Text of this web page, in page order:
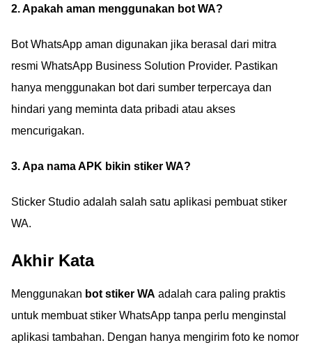
2. Apakah aman menggunakan bot WA?
Bot WhatsApp aman digunakan jika berasal dari mitra
resmi WhatsApp Business Solution Provider. Pastikan
hanya menggunakan bot dari sumber terpercaya dan
hindari yang meminta data pribadi atau akses
mencurigakan.
3. Apa nama APK bikin stiker WA?
Sticker Studio adalah salah satu aplikasi pembuat stiker
WA.
Akhir Kata
Menggunakan bot stiker WA adalah cara paling praktis
untuk membuat stiker WhatsApp tanpa perlu menginstal
aplikasi tambahan. Dengan hanya mengirim foto ke nomor